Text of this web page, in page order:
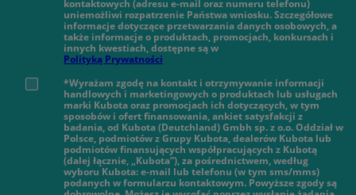
kontaktowych (adresu e-mail oraz numeru telefonu)
uniemożliwi rozpatrzenie Państwa wniosku. Szczegółowe
informacje dotyczące przetwarzania danych osobowych, a
także informacje o produktach, promocjach, konkursach i
innych kwestiach, dostępne są w
Polityką Prywatności
*Wyrażam zgodę na kontakt i otrzymywanie informacji
handlowych i marketingowych o produktach lub usługach
marki Kubota oraz promocjach ich dotyczących, w tym
sposobów i ofert finansowania, ankiet satysfakcji z
badania, od Kubota (Deutchland) Gmbh sp. z o.o. Oddział w
Polsce, podmiotów z Grupy Kubota, dealerów Kubota lub
podmiotów finansujących współpracujących z Kubotą
(dalej łącznie, „Kubota”), za pośrednictwem, według
wyboru Kubota: e-mail lub telefonu (w tym sms/mms)
podanych w formularzu kontaktowym. Powyższe zgody są